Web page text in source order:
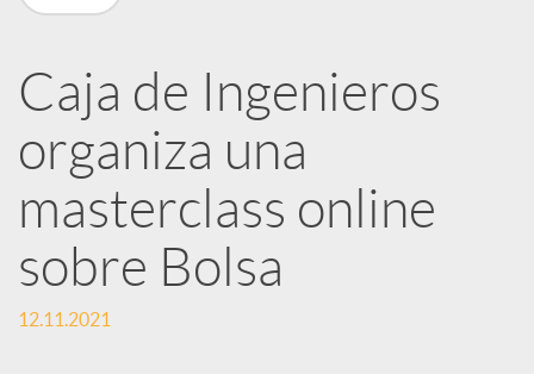
e
d
e
s
Caja de Ingenieros
organiza una
masterclass online
sobre Bolsa
12.11.2021